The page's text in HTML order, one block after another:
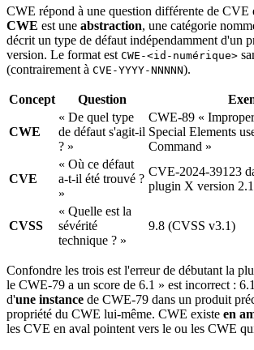
CWE répond à une question différente de CVE
CWE est une abstraction, une catégorie
décrit un type de défaut indépendamment d'un
version. Le format est CWE-<id-numérique>
(contrairement à CVE-YYYY-NNNNN).
Concept Question
CWE
« De quel type
de défaut s'agit-il
? »
CWE-89 «
Special Elements
Command »
CVE
« Où ce défaut
a-t-il été trouvé ?
»
CVE-2024-39123
plugin X version
CVSS
« Quelle est la
sévérité
technique ? »
9.8 (CVSS v3.1)
Confondre les trois est l'erreur de débutant la
le CWE-79 a un score de 6.1 » est incorrect :
d'une instance de CWE-79 dans un produit
propriété du CWE lui-même. CWE existe en
les CVE en aval pointent vers le ou les CWE